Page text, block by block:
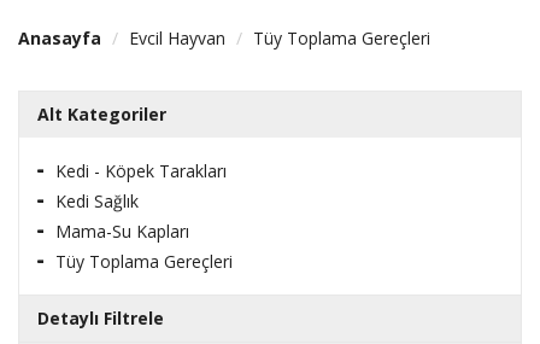
Anasayfa Evcil Hayvan Tüy Toplama Gereçleri
Alt Kategoriler
Kedi - Köpek Tarakları
Kedi Sağlık
Mama-Su Kapları
Tüy Toplama Gereçleri
Detaylı Filtrele